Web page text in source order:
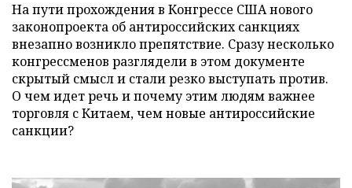
На пути прохождения в Конгрессе США нового
законопроекта об антироссийских санкциях
внезапно возникло препятствие. Сразу несколько
конгрессменов разглядели в этом документе
скрытый смысл и стали резко выступать против.
О чем идет речь и почему этим людям важнее
торговля с Китаем, чем новые антироссийские
санкции?